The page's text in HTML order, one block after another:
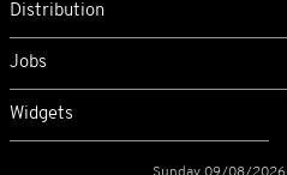
Distribution
Jobs
Widgets